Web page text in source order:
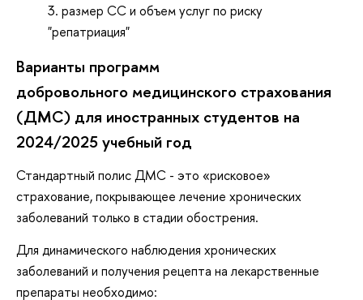
размер СС и объем услуг по риску
"репатриация"
Варианты программ
добровольного медицинского страхования
(ДМС) для иностранных студентов на
2024/2025 учебный год
Стандартный полис ДМС - это «рисковое»
страхование, покрывающее лечение хронических
заболеваний только в стадии обострения.
Для динамического наблюдения хронических
заболеваний и получения рецепта на лекарственные
препараты необходимо: